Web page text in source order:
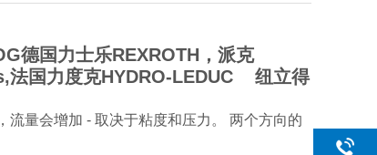
德国力士乐REXROTH，派克
法国力度克HYDRO-LEDUC 纽立得
量会增加 - 取决于粘度和压力。 两个方向的